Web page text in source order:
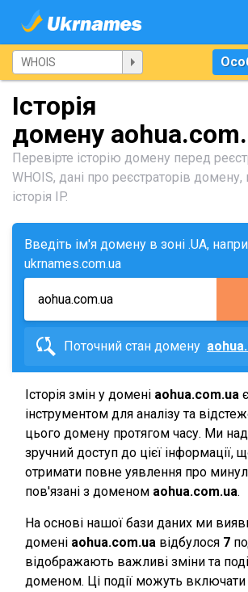
Історія
домену
Перевірте історію домену перед
WHOIS, дані про реєстраторів
історія IP.
Введіть ім'я домену в зоні .UA,
ukrnames.com.ua
Поточний стан домену
Історія змін у домені aohua.com.ua
інструментом для аналізу та
цього домену протягом часу. Ми
зручний доступ до цієї інформації,
отримати повне уявлення про
пов'язані з доменом aohua.com.ua.
На основі нашої бази даних ми
домені aohua.com.ua відбулося 7
відображають важливі зміни та
доменом. Ці події можуть